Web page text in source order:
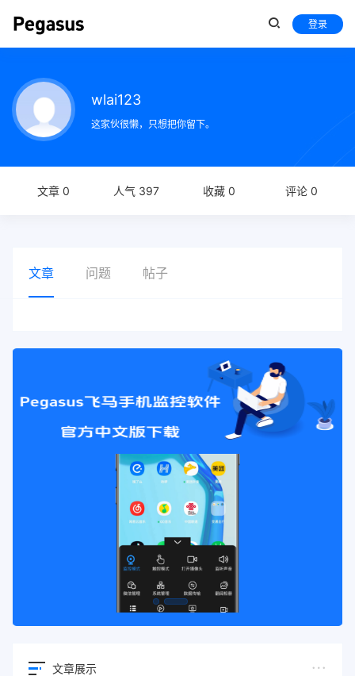
登录
wlai123
这家伙很懒，只想把你留下。
文章 0 人气 397 收藏 0 评论 0
文章 问题 帖子
文章展示